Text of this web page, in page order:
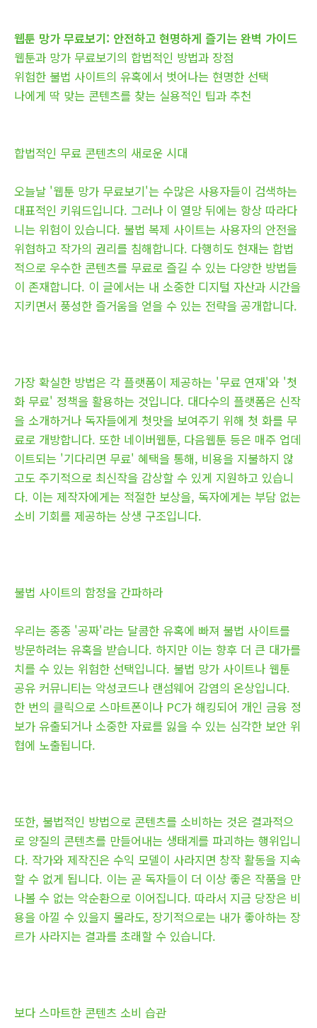
웹툰 망가 무료보기: 안전하고 현명하게 즐기는 완벽 가이드
웹툰과 망가 무료보기의 합법적인 방법과 장점
위험한 불법 사이트의 유혹에서 벗어나는 현명한 선택
나에게 딱 맞는 콘텐츠를 찾는 실용적인 팁과 추천
합법적인 무료 콘텐츠의 새로운 시대
오늘날 '웹툰 망가 무료보기'는 수많은 사용자들이 검색하는
대표적인 키워드입니다. 그러나 이 열망 뒤에는 항상 따라다
니는 위험이 있습니다. 불법 복제 사이트는 사용자의 안전을
위협하고 작가의 권리를 침해합니다. 다행히도 현재는 합법
적으로 우수한 콘텐츠를 무료로 즐길 수 있는 다양한 방법들
이 존재합니다. 이 글에서는 내 소중한 디지털 자산과 시간을
지키면서 풍성한 즐거움을 얻을 수 있는 전략을 공개합니다.
가장 확실한 방법은 각 플랫폼이 제공하는 '무료 연재'와 '첫
화 무료' 정책을 활용하는 것입니다. 대다수의 플랫폼은 신작
을 소개하거나 독자들에게 첫맛을 보여주기 위해 첫 화를 무
료로 개방합니다. 또한 네이버웹툰, 다음웹툰 등은 매주 업데
이트되는 '기다리면 무료' 혜택을 통해, 비용을 지불하지 않
고도 주기적으로 최신작을 감상할 수 있게 지원하고 있습니
다. 이는 제작자에게는 적절한 보상을, 독자에게는 부담 없는
소비 기회를 제공하는 상생 구조입니다.
불법 사이트의 함정을 간파하라
우리는 종종 '공짜'라는 달콤한 유혹에 빠져 불법 사이트를
방문하려는 유혹을 받습니다. 하지만 이는 향후 더 큰 대가를
치를 수 있는 위험한 선택입니다. 불법 망가 사이트나 웹툰
공유 커뮤니티는 악성코드나 랜섬웨어 감염의 온상입니다.
한 번의 클릭으로 스마트폰이나 PC가 해킹되어 개인 금융 정
보가 유출되거나 소중한 자료를 잃을 수 있는 심각한 보안 위
협에 노출됩니다.
또한, 불법적인 방법으로 콘텐츠를 소비하는 것은 결과적으
로 양질의 콘텐츠를 만들어내는 생태계를 파괴하는 행위입니
다. 작가와 제작진은 수익 모델이 사라지면 창작 활동을 지속
할 수 없게 됩니다. 이는 곧 독자들이 더 이상 좋은 작품을 만
나볼 수 없는 악순환으로 이어집니다. 따라서 지금 당장은 비
용을 아낄 수 있을지 몰라도, 장기적으로는 내가 좋아하는 장
르가 사라지는 결과를 초래할 수 있습니다.
보다 스마트한 콘텐츠 소비 습관